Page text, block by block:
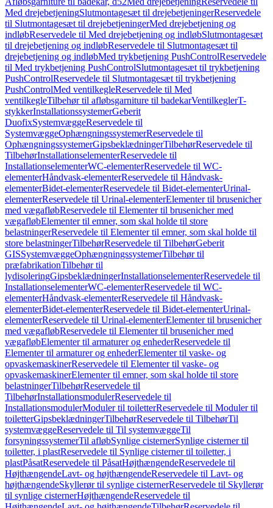
Med drejebetjeningSlutmontagesæt til drejebetjeningerReservedele
til Slutmontagesæt til drejebetjeningerMed drejebetjening og
indløbReservedele til Med drejebetjening og indløbSlutmontagesæt
til drejebetjening og indløbReservedele til Slutmontagesæt til
drejebetjening og indløbMed trykbetjening PushControlReservedele
til Med trykbetjening PushControlSlutmontagesæt til trykbetjening
PushControlReservedele til Slutmontagesæt til trykbetjening
PushControlMed ventilkegleReservedele til Med
ventilkegleTilbehør til afløbsgarniture til badekarVentilkeglerT-
stykkerInstallationssystemerGeberit
DuofixSystemvæggeReservedele til
SystemvæggeOphængningssystemerReservedele til
OphængningssystemerGipsbeklædningerTilbehørReservedele til
TilbehørInstallationselementerReservedele til
InstallationselementerWC-elementerReservedele til WC-
elementerHåndvask-elementerReservedele til Håndvask-
elementerBidet-elementerReservedele til Bidet-elementerUrinal-
elementerReservedele til Urinal-elementerElementer til brusenicher
med vægafløbReservedele til Elementer til brusenicher med
vægafløbElementer til emner, som skal holde til store
belastningerReservedele til Elementer til emner, som skal holde til
store belastningerTilbehørReservedele til TilbehørGeberit
GISSystemvæggeOphængningssystemerTilbehør til
præfabrikationTilbehør til
lydisoleringGipsbeklædningerInstallationselementerReservedele til
InstallationselementerWC-elementerReservedele til WC-
elementerHåndvask-elementerReservedele til Håndvask-
elementerBidet-elementerReservedele til Bidet-elementerUrinal-
elementerReservedele til Urinal-elementerElementer til brusenicher
med vægafløbReservedele til Elementer til brusenicher med
vægafløbElementer til armaturer og enhederReservedele til
Elementer til armaturer og enhederElementer til vaske- og
opvaskemaskinerReservedele til Elementer til vaske- og
opvaskemaskinerElementer til emner, som skal holde til store
belastningerTilbehørReservedele til
TilbehørInstallationsmodulerReservedele til
InstallationsmodulerModuler til toiletterReservedele til Moduler til
toiletterGipsbeklædningerTilbehørReservedele til TilbehørTil
systemvæggeReservedele til Til systemvæggeTil
forsyningssystemerTil afløbSynlige cisternerSynlige cisterner til
toiletter, i plastReservedele til Synlige cisterner til toiletter, i
plastPåsatReservedele til PåsatHøjthængendeReservedele til
HøjthængendeLavt- og højthængendeReservedele til Lavt- og
højthængendeSkyllerør til synlige cisternerReservedele til Skyllerør
til synlige cisternerHøjthængendeReservedele til